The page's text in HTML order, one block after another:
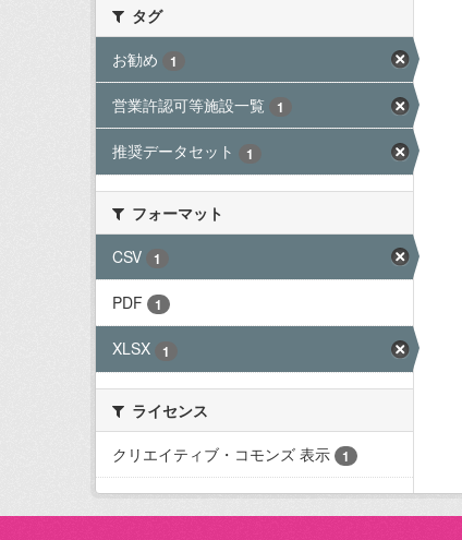
タグ
お勧め
1
営業許認可等施設一覧 1
推奨データセット 1
フォーマット
CSV
1
PDF 1
XLSX 1
ライセンス
クリエイティブ・コモンズ 表示
1